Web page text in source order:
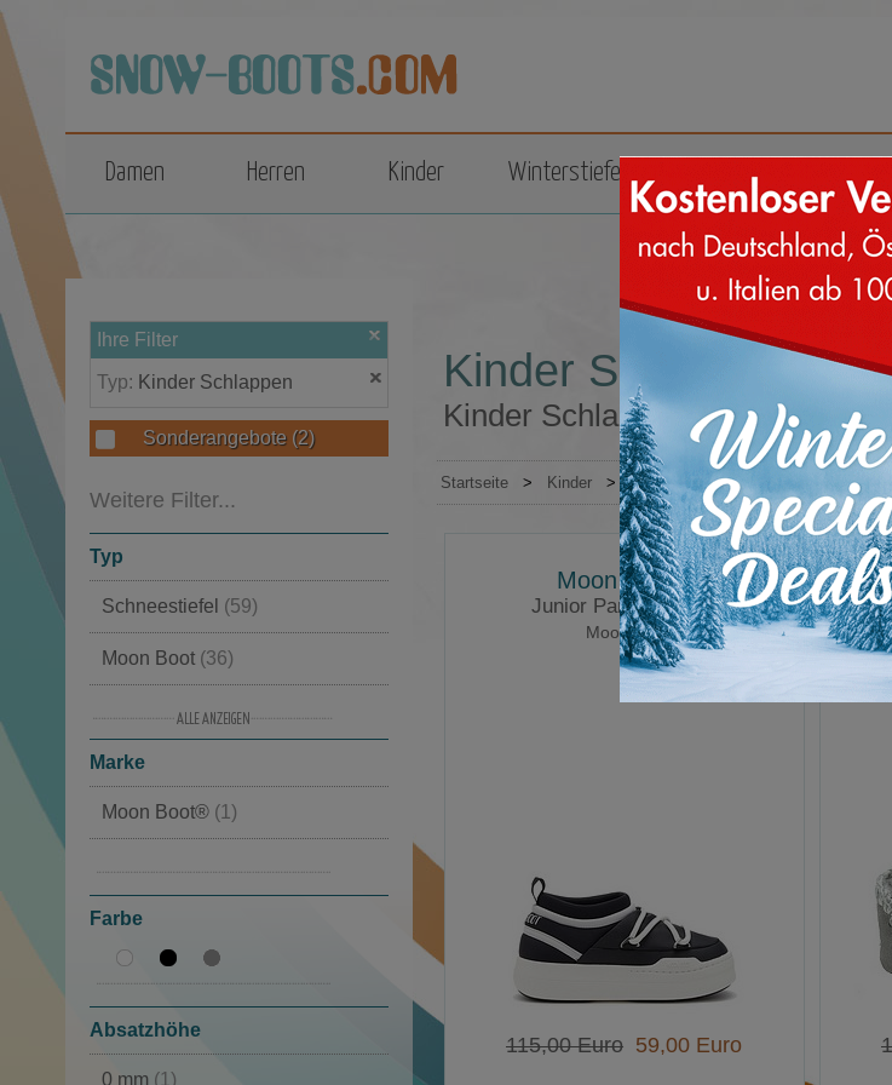
top
Damen Herren Kinder Winterstiefel Zubehör
Ihre Filter
Typ: Kinder Schlappen
Sonderangebote (2)
Weitere Filter...
Typ
Schneestiefel (59)
Moon Boot (36)
Winterstiefel(31)
Stiefel
Winterschuhe(20)
Schlappen
Sportliche Schuhe
Sneakers(2)
Pantoffeln
Marke
Moon Boot® (1)
Farbe
Absatzhöhe
0 mm (1)
Kinder Schlappen
Kinder Schlappen in unserem
Startseite > Kinder > Schlappen
Moon Boot®
Junior Park Sneaker
Moonboot
115,00 Euro 59,00 Euro